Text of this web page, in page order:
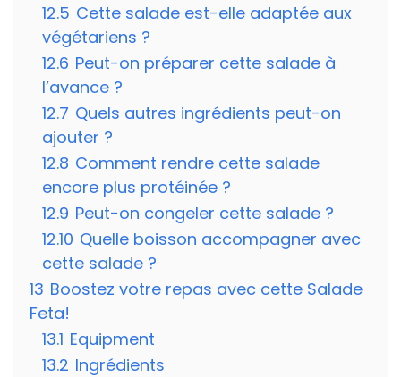
12.5 Cette salade est-elle adaptée aux
végétariens ?
12.6 Peut-on préparer cette salade à
l’avance ?
12.7 Quels autres ingrédients peut-on
ajouter ?
12.8 Comment rendre cette salade
encore plus protéinée ?
12.9 Peut-on congeler cette salade ?
12.10 Quelle boisson accompagner avec
cette salade ?
13 Boostez votre repas avec cette Salade
Feta!
13.1 Equipment
13.2 Ingrédients